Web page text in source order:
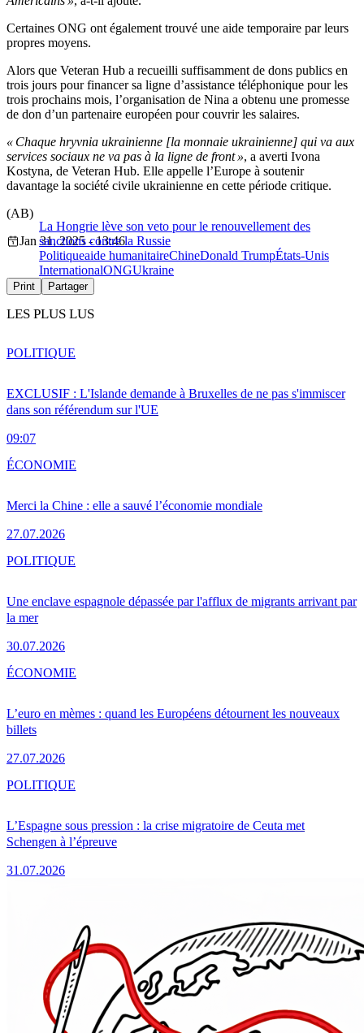
Certaines ONG ont également trouvé une aide temporaire par leurs
propres moyens.
Alors que Veteran Hub a recueilli suffisamment de dons publics en
trois jours pour financer sa ligne d’assistance téléphonique pour les
trois prochains mois, l’organisation de Nina a obtenu une promesse
de don d’un partenaire européen pour couvrir les salaires.
« Chaque hryvnia ukrainienne [la monnaie ukrainienne] qui va aux
services sociaux ne va pas à la ligne de front », a averti Ivona
Kostyna, de Veteran Hub. Elle appelle l’Europe à soutenir
davantage la société civile ukrainienne en cette période critique.
La Hongrie lève son veto pour le renouvellement des
sanctions contre la Russie
(AB)
Jan 31, 2025 - 13:46
Politiqueaide humanitaireChineDonald TrumpÉtats-Unis
InternationalONGUkraine
Print Partager
LES PLUS LUS
EXCLUSIF : L'Islande demande à Bruxelles de ne pas s'immiscer
dans son référendum sur l'UE
09:07
POLITIQUE
Merci la Chine : elle a sauvé l’économie mondiale
27.07.2026
ÉCONOMIE
Une enclave espagnole dépassée par l'afflux de migrants arrivant par
la mer
30.07.2026
POLITIQUE
L’euro en mèmes : quand les Européens détournent les nouveaux
billets
27.07.2026
ÉCONOMIE
L’Espagne sous pression : la crise migratoire de Ceuta met
Schengen à l’épreuve
31.07.2026
POLITIQUE